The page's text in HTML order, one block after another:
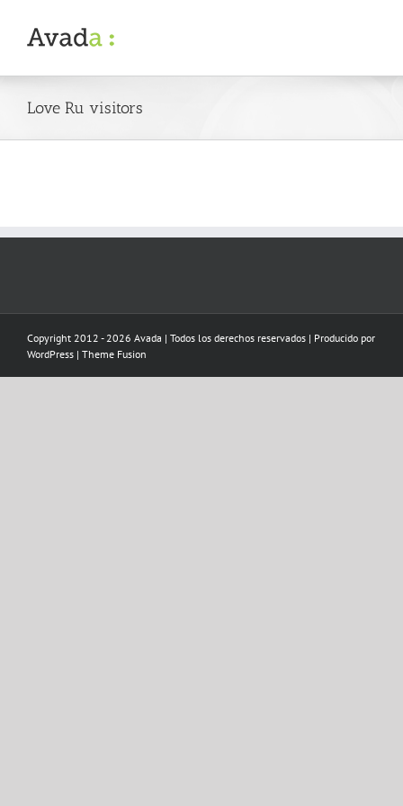
content
Love Ru visitors
Copyright 2012 - 2026 Avada | Todos los derechos reservados | Producido por
WordPress | Theme Fusion